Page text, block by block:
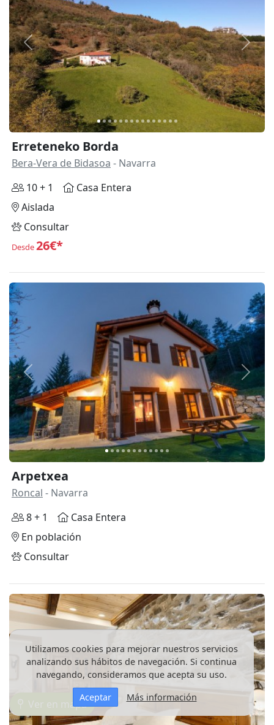
Anterior
Erreteneko Borda
Bera-Vera de Bidasoa - Navarra
10 + 1
Casa Entera
Aislada
Consultar
Desde26€*
Anterior
Arpetxea
Roncal - Navarra
8 + 1
Casa Entera
En población
Consultar
Ver en mapa
Utilizamos cookies para mejorar nuestros servicios
analizando sus hábitos de navegación. Si continua
navegando, consideramos que acepta su uso.
Aceptar
Más información